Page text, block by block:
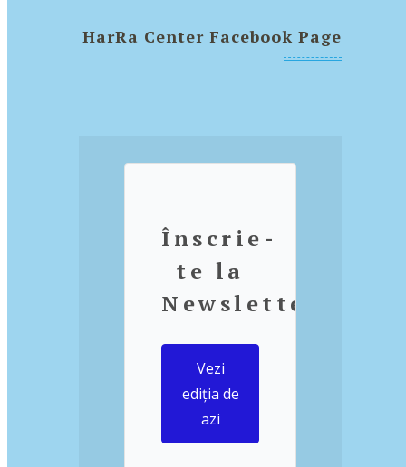
HarRa Center Facebook Page
Înscrie-
te la
Newsletter
Vezi
ediția de
azi